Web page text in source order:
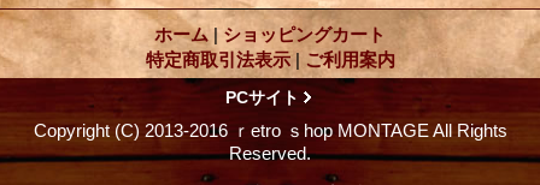
ホーム | ショッピングカート
特定商取引法表示 | ご利用案内
PCサイト
Copyright (C) 2013-2016 ｒetro ｓhop MONTAGE All Rights
Reserved.